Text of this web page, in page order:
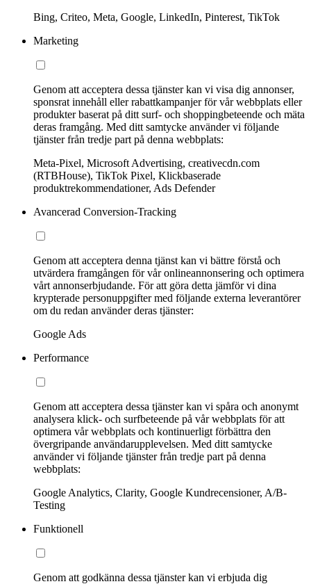
Bing, Criteo, Meta, Google, LinkedIn, Pinterest, TikTok
Marketing
Genom att acceptera dessa tjänster kan vi visa dig annonser,
sponsrat innehåll eller rabattkampanjer för vår webbplats eller
produkter baserat på ditt surf- och shoppingbeteende och mäta
deras framgång. Med ditt samtycke använder vi följande
tjänster från tredje part på denna webbplats:
Meta-Pixel, Microsoft Advertising, creativecdn.com
(RTBHouse), TikTok Pixel, Klickbaserade
produktrekommendationer, Ads Defender
Avancerad Conversion-Tracking
Genom att acceptera denna tjänst kan vi bättre förstå och
utvärdera framgången för vår onlineannonsering och optimera
vårt annonserbjudande. För att göra detta jämför vi dina
krypterade personuppgifter med följande externa leverantörer
om du redan använder deras tjänster:
Google Ads
Performance
Genom att acceptera dessa tjänster kan vi spåra och anonymt
analysera klick- och surfbeteende på vår webbplats för att
optimera vår webbplats och kontinuerligt förbättra den
övergripande användarupplevelsen. Med ditt samtycke
använder vi följande tjänster från tredje part på denna
webbplats:
Google Analytics, Clarity, Google Kundrecensioner, A/B-
Testing
Funktionell
Genom att godkänna dessa tjänster kan vi erbjuda dig